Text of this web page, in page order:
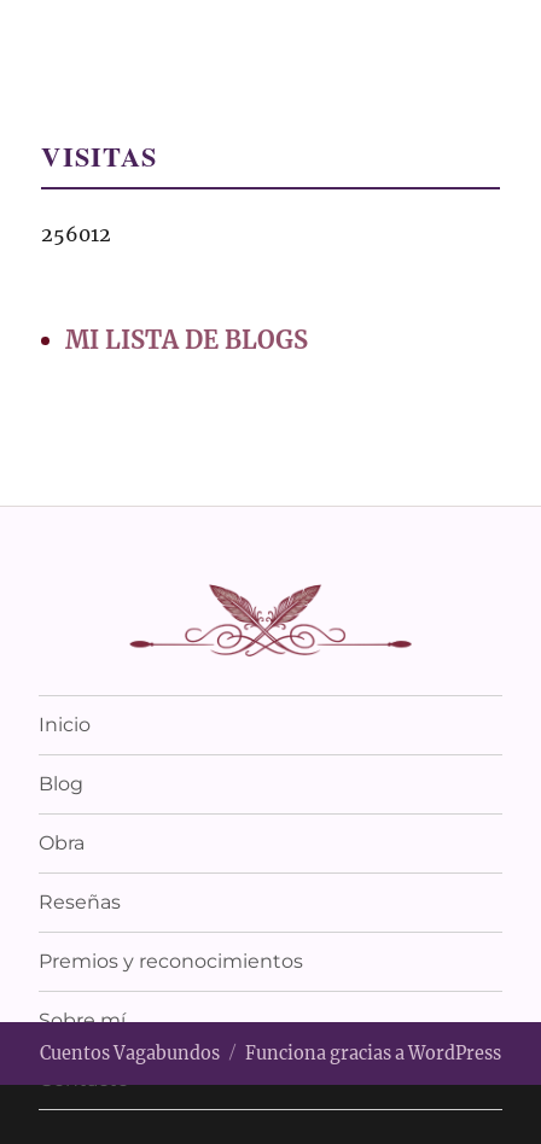
VISITAS
256012
MI LISTA DE BLOGS
Inicio
Blog
Obra
Reseñas
Premios y reconocimientos
Sobre mí
Contacto
Cuentos Vagabundos Funciona gracias a WordPress